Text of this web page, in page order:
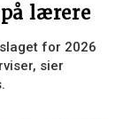
lærere
for 2026
sier